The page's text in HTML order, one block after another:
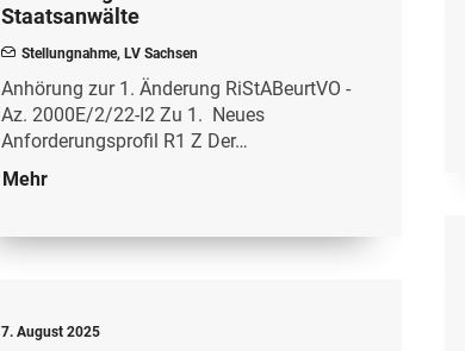
Staatsanwälte
Stellungnahme, LV Sachsen
Anhörung zur 1. Änderung RiStABeurtVO -
Az. 2000E/2/22-I2 Zu 1. Neues
Anforderungsprofil R1 Z Der…
Mehr
7. August 2025